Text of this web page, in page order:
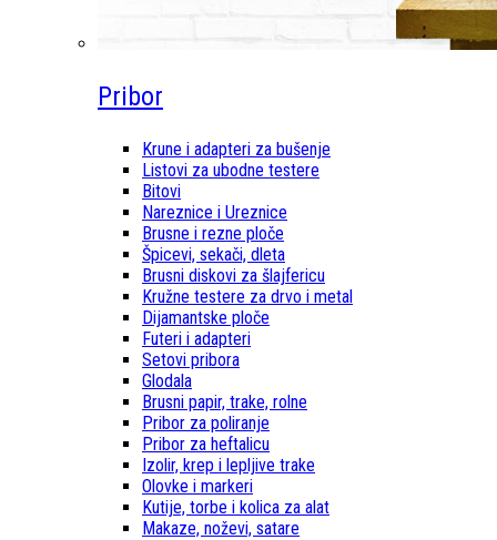
Pribor
Krune i adapteri za bušenje
Listovi za ubodne testere
Bitovi
Nareznice i Ureznice
Brusne i rezne ploče
Špicevi, sekači, dleta
Brusni diskovi za šlajfericu
Kružne testere za drvo i metal
Dijamantske ploče
Futeri i adapteri
Setovi pribora
Glodala
Brusni papir, trake, rolne
Pribor za poliranje
Pribor za heftalicu
Izolir, krep i lepljive trake
Olovke i markeri
Kutije, torbe i kolica za alat
Makaze, noževi, satare